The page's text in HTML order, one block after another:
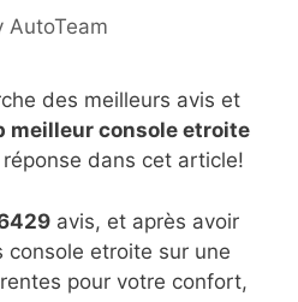
AutoTeam
des meilleurs avis et
meilleur console etroite
dans cet article!
avis, et après avoir
console etroite sur une
pour votre confort,